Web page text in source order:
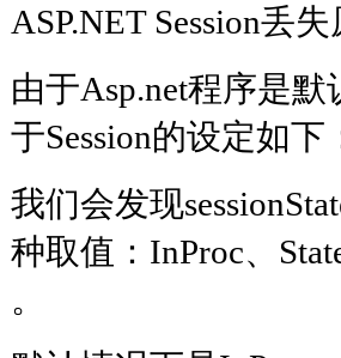
ASP.NET Session丢失
由于Asp.net程序是
于Session的设定如下
我们会发现
种取值：InProc、
。